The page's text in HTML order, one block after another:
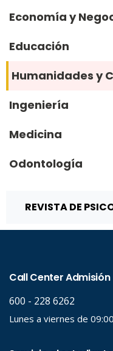
Economía y
Educación
Humanidades y
Ingeniería
Medicina
Odontología
REVISTA DE